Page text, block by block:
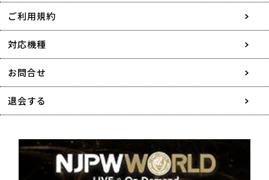
会社情報
採用情報
協賛・広告媒体のご案内
特定商取引に関する表記
著作権について
ご利用規約
対応機種
お問合せ
退会する